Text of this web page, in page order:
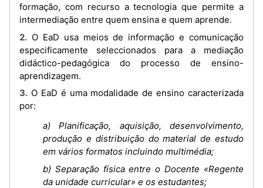
formação, com recurso a tecnologia que permite a
intermediação entre quem ensina e quem aprende.
2. O EaD usa meios de informação e comunicação
especificamente seleccionados para a mediação
didáctico-pedagógica do processo de ensino-
aprendizagem.
3. O EaD é uma modalidade de ensino caracterizada
por:
a) Planificação, aquisição, desenvolvimento,
produção e distribuição do material de estudo
em vários formatos incluindo multimédia;
b) Separação física entre o Docente «Regente
da unidade curricular» e os estudantes;